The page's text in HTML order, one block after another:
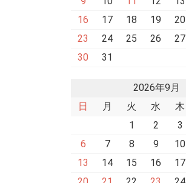
16
17 18 19 20
23
24 25 26 27
30
31
2026年9月
日
月 火 水 木
1
2 3
6
7 8 9 10
13
14 15 16 17